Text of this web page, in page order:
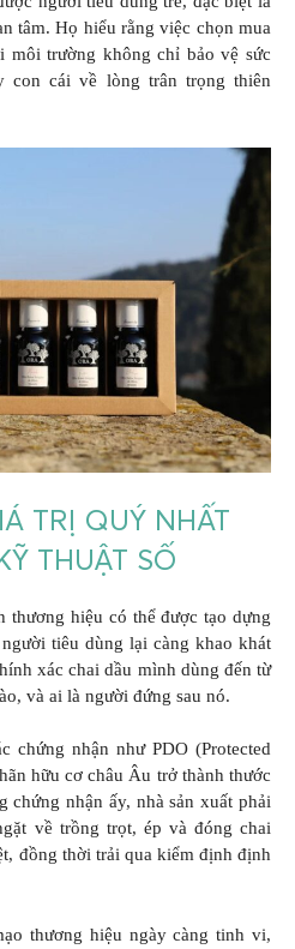
tâm. Họ hiểu rằng việc chọn mua
môi trường không chỉ bảo vệ sức
con cái về lòng trân trọng thiên
TRỊ QUÝ NHẤT
THUẬT SỐ
thương hiệu có thể được tạo dựng
tiêu dùng lại càng khao khát
xác chai dầu mình dùng đến từ
và ai là người đứng sau nó.
nhận như PDO (Protected
hữu cơ châu Âu trở thành thước
nhận ấy, nhà sản xuất phải
về trồng trọt, ép và đóng chai
đồng thời trải qua kiểm định định
thương hiệu ngày càng tinh vi,